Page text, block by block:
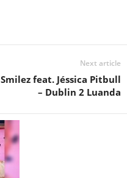
Next article
Smilez feat. Jéssica Pitbull
– Dublin 2 Luanda